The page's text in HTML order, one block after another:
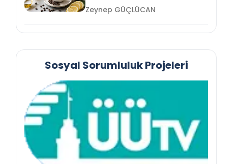
Zeynep GÜÇLÜCAN
Sosyal Sorumluluk Projeleri